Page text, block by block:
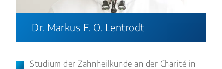
Dr. Markus F. O. Lentrodt
Studium der Zahnheilkunde an der Charité in